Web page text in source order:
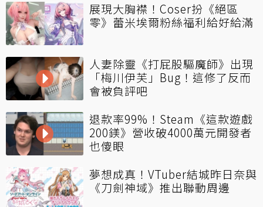
展現大胸襟！Coser扮《絕區
零》蕾米埃爾粉絲福利給好給滿
人妻除靈《打屁股驅魔師》出現
「梅川伊芙」Bug！這修了反而
會被負評吧
退款率99%！Steam《這款遊戲
200鎂》營收破4000萬元開發者
也傻眼
夢想成真！VTuber結城昨日奈與
《刀劍神域》推出聯動周邊